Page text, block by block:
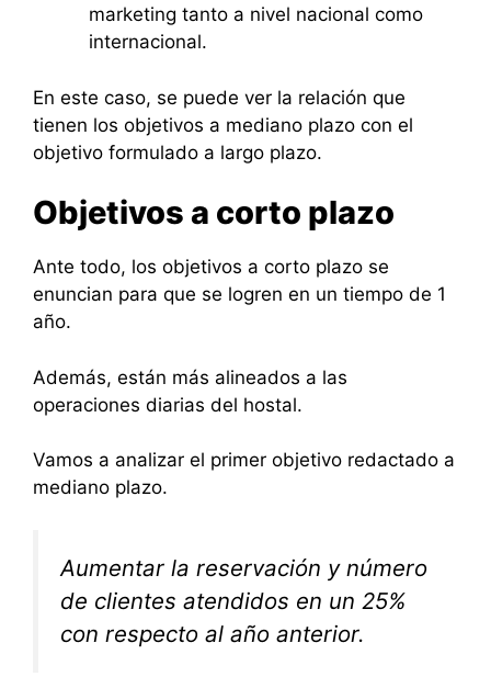
marketing tanto a nivel nacional como
internacional.
En este caso, se puede ver la relación que
tienen los objetivos a mediano plazo con el
objetivo formulado a largo plazo.
Objetivos a corto plazo
Ante todo, los objetivos a corto plazo se
enuncian para que se logren en un tiempo de 1
año.
Además, están más alineados a las
operaciones diarias del hostal.
Vamos a analizar el primer objetivo redactado a
mediano plazo.
Aumentar la reservación y número
de clientes atendidos en un 25%
con respecto al año anterior.